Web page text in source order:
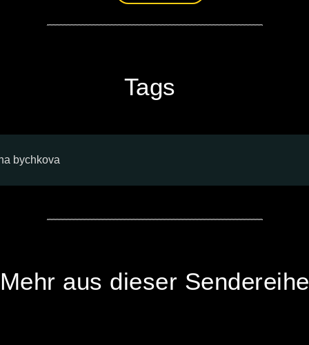
Tags
bychkova
Mehr aus dieser Sendereihe